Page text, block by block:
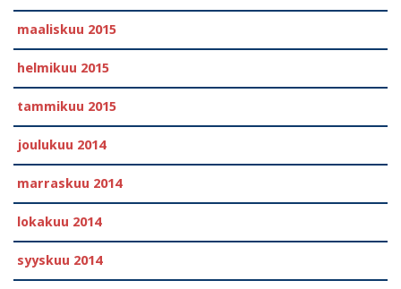
maaliskuu 2015
helmikuu 2015
tammikuu 2015
joulukuu 2014
marraskuu 2014
lokakuu 2014
syyskuu 2014